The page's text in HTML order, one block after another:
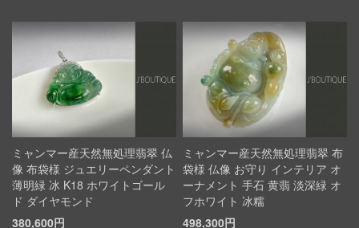
ミャンマー産天然無処理翡翠 仏
像 布袋様 ジュエリーペンダント
薄明緑 冰 K18 ホワイトゴール
ド ダイヤモンド
380,600円
ミャンマー産天然無処理翡翠 布
袋様 仏像 お守り インテリア オ
ーナメント 手石 黄翡 淡深緑 オ
フホワイト 冰糯
498,300円